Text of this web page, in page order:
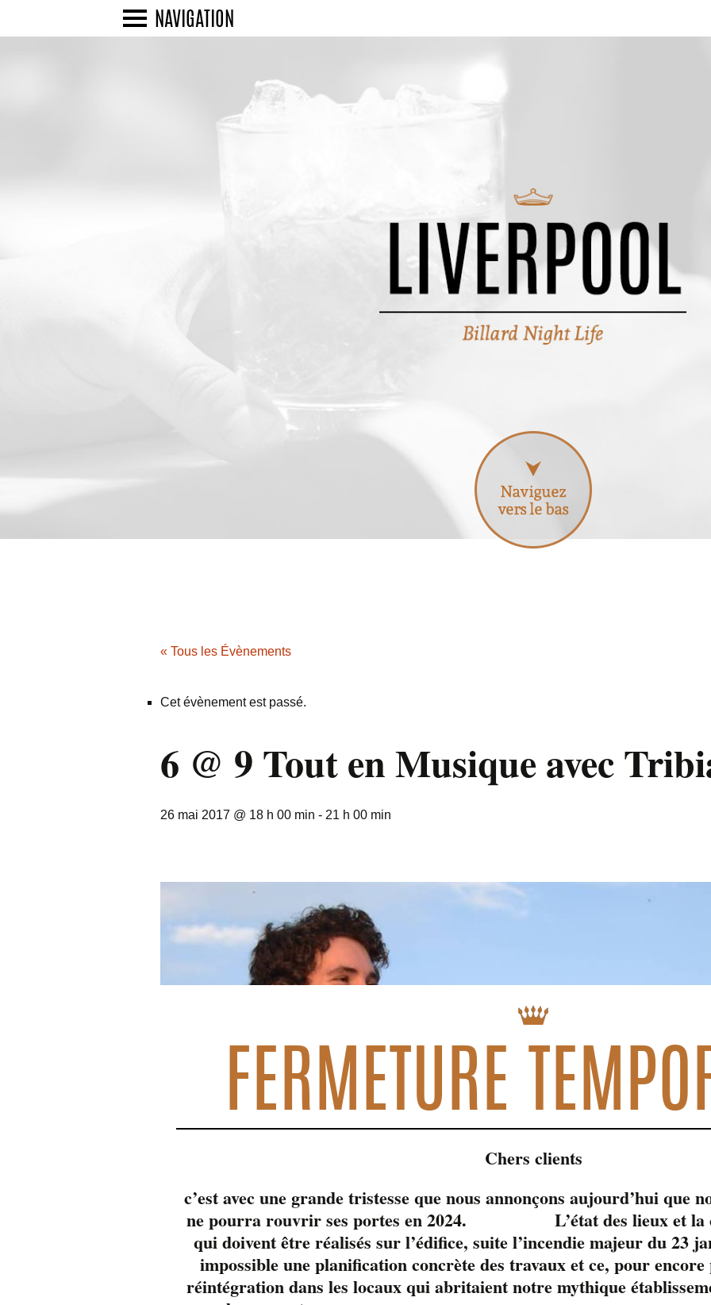
NAVIGATION
« Tous les Évènements
Cet évènement est passé.
6 @ 9 Tout en Musique avec
26 mai 2017 @ 18 h 00 min - 21 h 00 min
FERMETURE
Chers clients
c’est avec une grande tristesse que nous annonçons aujourd’hui que
ne pourra rouvrir ses portes en 2024. L’état des lieux et la
qui doivent être réalisés sur l’édifice, suite l’incendie majeur du 23
impossible une planification concrète des travaux et ce, pour
réintégration dans les locaux qui abritaient notre mythique